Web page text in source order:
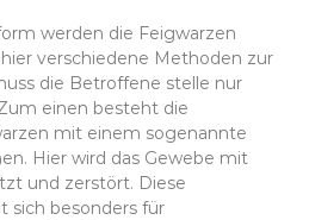
werden die Feigwarzen
verschiedene Methoden zur
die Betroffene stelle nur
einen besteht die
mit einem sogenannte
Hier wird das Gewebe mit
und zerstört. Diese
sich besonders für